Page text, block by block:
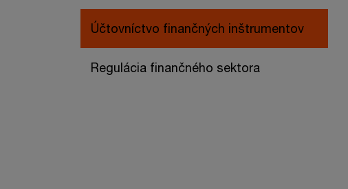
Účtovníctvo finančných inštrumentov
Regulácia finančného sektora